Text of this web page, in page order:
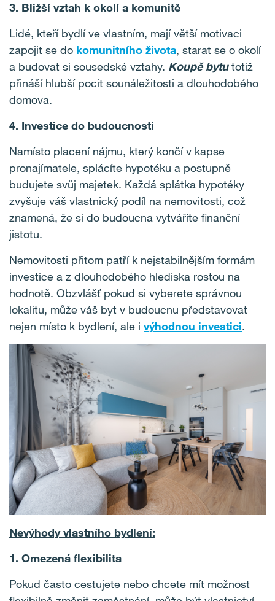
3. Bližší vztah k okolí a komunitě
Lidé, kteří bydlí ve vlastním, mají větší motivaci
zapojit se do komunitního života, starat se o okolí
a budovat si sousedské vztahy. Koupě bytutotiž
přináší hlubší pocit sounáležitosti a dlouhodobého
domova.
4. Investice do budoucnosti
Namísto placení nájmu, který končí v kapse
pronajímatele, splácíte hypotéku a postupně
budujete svůj majetek. Každá splátka hypotéky
zvyšuje váš vlastnický podíl na nemovitosti, což
znamená, že si do budoucna vytváříte finanční
jistotu.
Nemovitosti přitom patří k nejstabilnějším formám
investice a z dlouhodobého hlediska rostou na
hodnotě. Obzvlášť pokud si vyberete správnou
lokalitu, může váš byt v budoucnu představovat
nejen místo k bydlení, ale i výhodnou investici.
Nevýhody vlastního bydlení:
1. Omezená flexibilita
Pokud často cestujete nebo chcete mít možnost